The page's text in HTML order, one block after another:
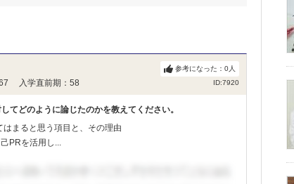
67 入学直前期：58 ID:7920
参考になった： 0人
てどのように論じたのかを教えてください。
まると思う項目と、その理由
PRを活用し...